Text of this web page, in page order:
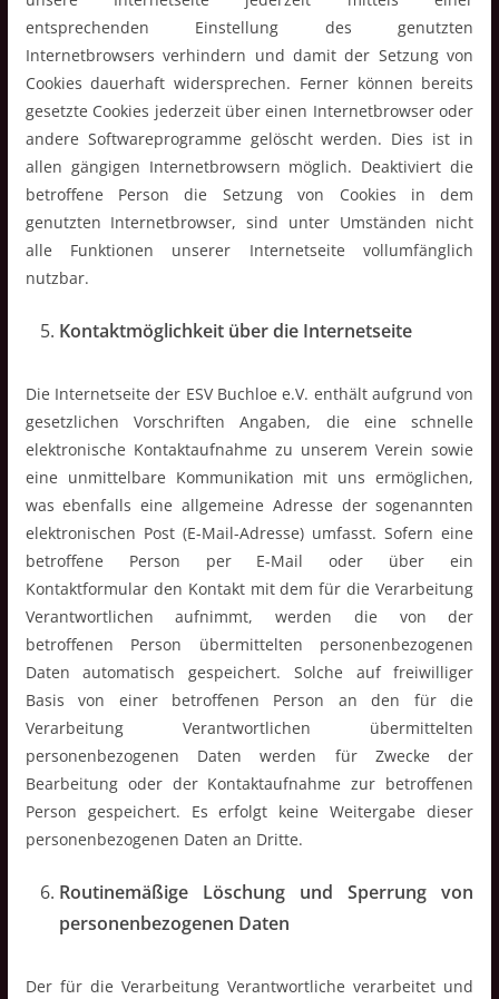
entsprechenden Einstellung des genutzten
Internetbrowsers verhindern und damit der Setzung von
Cookies dauerhaft widersprechen. Ferner können bereits
gesetzte Cookies jederzeit über einen Internetbrowser oder
andere Softwareprogramme gelöscht werden. Dies ist in
allen gängigen Internetbrowsern möglich. Deaktiviert die
betroffene Person die Setzung von Cookies in dem
genutzten Internetbrowser, sind unter Umständen nicht
alle Funktionen unserer Internetseite vollumfänglich
nutzbar.
Kontaktmöglichkeit über die Internetseite
Die Internetseite der ESV Buchloe e.V. enthält aufgrund von
gesetzlichen Vorschriften Angaben, die eine schnelle
elektronische Kontaktaufnahme zu unserem Verein sowie
eine unmittelbare Kommunikation mit uns ermöglichen,
was ebenfalls eine allgemeine Adresse der sogenannten
elektronischen Post (E-Mail-Adresse) umfasst. Sofern eine
betroffene Person per E-Mail oder über ein
Kontaktformular den Kontakt mit dem für die Verarbeitung
Verantwortlichen aufnimmt, werden die von der
betroffenen Person übermittelten personenbezogenen
Daten automatisch gespeichert. Solche auf freiwilliger
Basis von einer betroffenen Person an den für die
Verarbeitung Verantwortlichen übermittelten
personenbezogenen Daten werden für Zwecke der
Bearbeitung oder der Kontaktaufnahme zur betroffenen
Person gespeichert. Es erfolgt keine Weitergabe dieser
personenbezogenen Daten an Dritte.
Routinemäßige Löschung und Sperrung von
personenbezogenen Daten
Der für die Verarbeitung Verantwortliche verarbeitet und